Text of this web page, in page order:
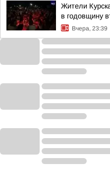
Жители
в годовщину
Вчера, 23:39